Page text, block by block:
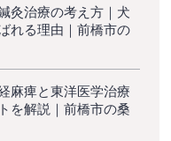
灸治療の考え方｜犬
れる理由｜前橋市の
麻痺と東洋医学治療
を解説｜前橋市の桑